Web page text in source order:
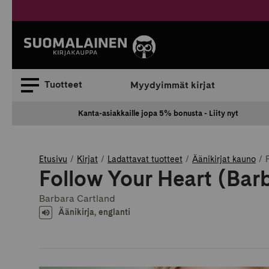
sisältöön
Tuotteet Myydyimmät kirjat
Kanta-asiakkaille jopa 5% bonusta - Liity nyt
Etusivu Kirjat Ladattavat tuotteet Äänikirjat kauno
Follow Your Heart
Barbara Cartland
Äänikirja, englanti